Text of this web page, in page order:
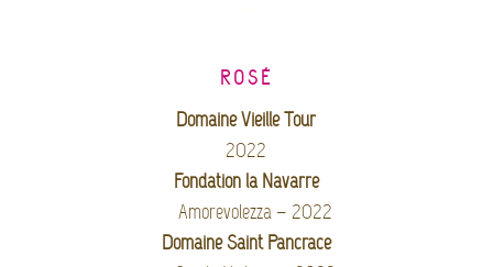
ROSÉ
Domaine Vieille Tour
2022
Fondation la Navarre
Amorevolezza – 2022
Domaine Saint Pancrace